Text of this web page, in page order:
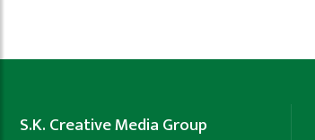
S.K. Creative Media Group